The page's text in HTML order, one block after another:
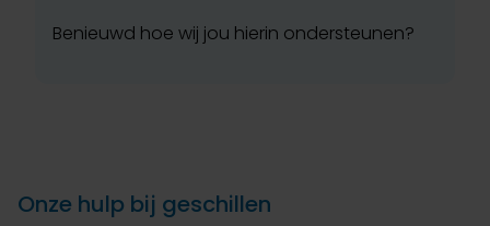
Benieuwd hoe wij jou hierin ondersteunen?
Onze hulp bij geschillen